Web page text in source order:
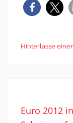
Hinterlasse
Euro 2012